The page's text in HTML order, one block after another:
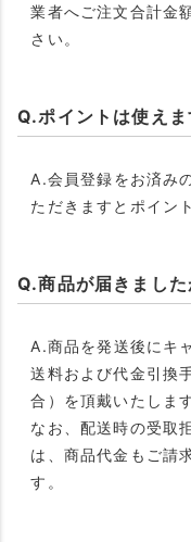
業者へご注文合計金
さい。
Q.ポイントは使えま
A.会員登録をお済み
ただきますとポイン
Q.商品が届きました
A.商品を発送後にキ
送料および代金引換
合）を頂戴いたします
なお、配送時の受取
は、商品代金もご請
す。